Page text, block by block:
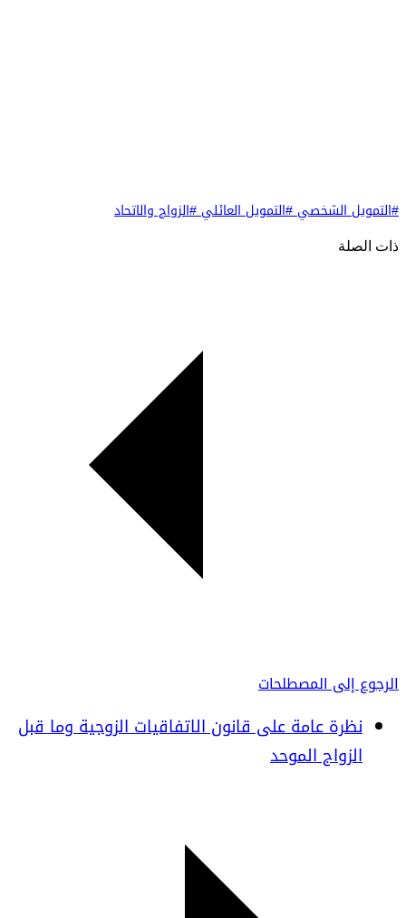
#التمويل الشخصي#التمويل العائلي#الزواج والاتحاد
ذات الصلة
الرجوع إلى المصطلحات
نظرة عامة على قانون الاتفاقيات الزوجية وما قبل
الزواج الموحد